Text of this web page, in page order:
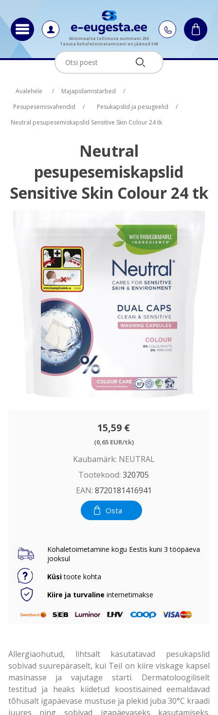
Minimaalse tellimuse summani 25€
Tasuta kohaletoimetamiseni on jäänud 50€
Avalehele / Majapidamistarbed
/
Pesupesemisvahendid
/ Pesukapslid ja pesugeelid
/
Neutral pesupesemiskapslid Sensitive Skin Colour 24 tk
Neutral
pesupesemiskapslid
Sensitive Skin Colour 24 tk
15,59 €
(0,65 EUR/tk)
Kaubamärk: NEUTRAL
Tootekood: 320705
EAN: 8720181416941
Osta
Kohaletoimetamine kogu Eestis kuni 3 tööpäeva
jooksul
Küsitoote kohta
Kiire ja turvaline internetimakse
Allergiaohutud, lihtsalt kasutatavad pesukapslid
sobivad suurepäraselt, kui Teil on kiire viskage kapsel
masinasse ja vajutage starti. Dermatoloogiliselt
testitud ja heaks kiidetud koostisained eemaldavad
tõhusalt igapäevase mustuse ja plekid juba 30°C kraadi
juures ning sobivad igapäevaseks kasutamiseks.